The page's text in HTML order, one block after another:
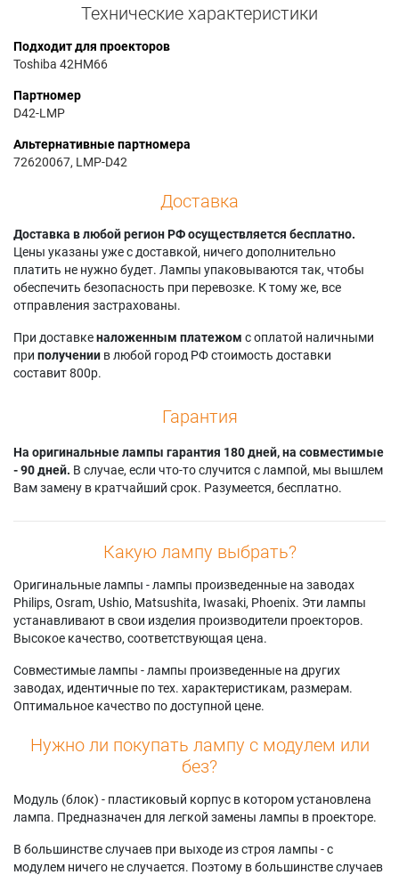
Технические характеристики
Подходит для проекторов
Toshiba 42HM66
Партномер
D42-LMP
Альтернативные партномера
72620067, LMP-D42
Доставка
Доставка в любой регион РФ осуществляется бесплатно.
Цены указаны уже с доставкой, ничего дополнительно
платить не нужно будет. Лампы упаковываются так, чтобы
обеспечить безопасность при перевозке. К тому же, все
отправления застрахованы.
При доставкеналоженным платежом с оплатой наличными
при получении в любой город РФ стоимость доставки
составит 800р.
Гарантия
На оригинальные лампы гарантия 180 дней, на совместимые
- 90 дней. В случае, если что-то случится с лампой, мы вышлем
Вам замену в кратчайший срок. Разумеется, бесплатно.
Какую лампу выбрать?
Оригинальные лампы - лампы произведенные на заводах
Philips, Osram, Ushio, Matsushita, Iwasaki, Phoenix. Эти лампы
устанавливают в свои изделия производители проекторов.
Высокое качество, соответствующая цена.
Совместимые лампы - лампы произведенные на других
заводах, идентичные по тех. характеристикам, размерам.
Оптимальное качество по доступной цене.
Нужно ли покупать лампу с модулем или
без?
Модуль (блок) - пластиковый корпус в котором установлена
лампа. Предназначен для легкой замены лампы в проекторе.
В большинстве случаев при выходе из строя лампы - с
модулем ничего не случается. Поэтому в большинстве случаев